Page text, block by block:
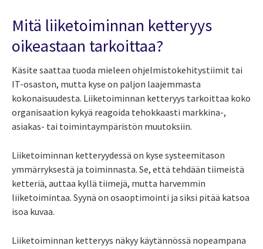
Mitä liiketoiminnan ketteryys
oikeastaan tarkoittaa?
Käsite saattaa tuoda mieleen ohjelmistokehitystiimit tai
IT-osaston, mutta kyse on paljon laajemmasta
kokonaisuudesta. Liiketoiminnan ketteryys tarkoittaa koko
organisaation kykyä reagoida tehokkaasti markkina-,
asiakas- tai toimintaympäristön muutoksiin.
Liiketoiminnan ketteryydessä on kyse systeemitason
ymmärryksestä ja toiminnasta. Se, että tehdään tiimeistä
ketteriä, auttaa kyllä tiimejä, mutta harvemmin
liiketoimintaa. Syynä on osaoptimointi ja siksi pitää katsoa
isoa kuvaa.
Liiketoiminnan ketteryys näkyy käytännössä nopeampana